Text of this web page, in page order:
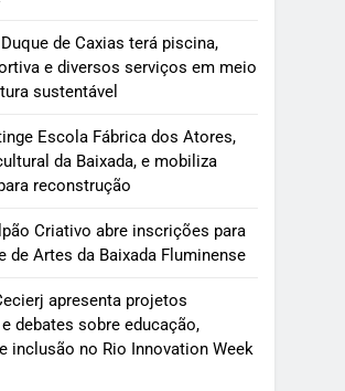
de Caxias terá piscina,
e diversos serviços em meio
sustentável
Escola Fábrica dos Atores,
da Baixada, e mobiliza
reconstrução
Criativo abre inscrições para
de Artes da Baixada Fluminense
apresenta projetos
debates sobre educação,
inclusão no Rio Innovation Week